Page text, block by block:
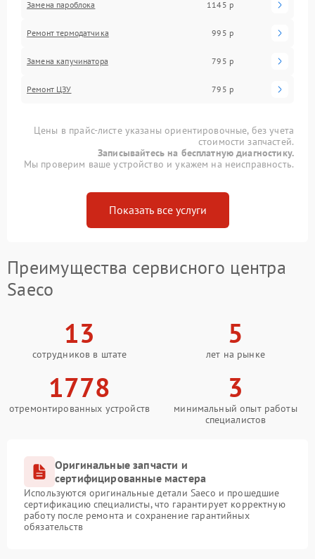
Замена пароблока 1145 р
Ремонт термодатчика 995 р
Замена капучинатора 795 р
Ремонт ЦЗУ 795 р
Цены в прайс-листе указаны ориентировочные, без учета
стоимости запчастей.
Записывайтесь на бесплатную диагностику.
Мы проверим ваше устройство и укажем на неисправность.
Показать все услуги
Преимущества сервисного центра
Saeco
13
сотрудников в штате
5
лет на рынке
1778
отремонтированных устройств
3
минимальный опыт работы
специалистов
Оригинальные запчасти и
сертифицированные мастера
Используются оригинальные детали Saeco и прошедшие
сертификацию специалисты, что гарантирует корректную
работу после ремонта и сохранение гарантийных
обязательств